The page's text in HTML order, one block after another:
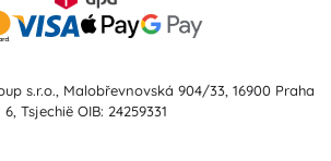
s.r.o., Malobřevnovská 904/33, 16900 Praha
6, Tsjechië OIB: 24259331